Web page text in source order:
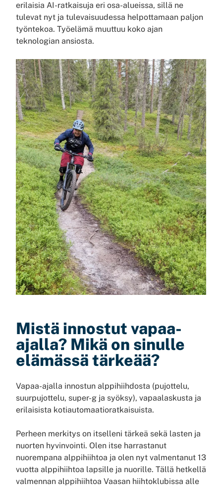
erilaisia AI-ratkaisuja eri osa-alueissa, sillä ne
tulevat nyt ja tulevaisuudessa helpottamaan paljon
työntekoa. Työelämä muuttuu koko ajan
teknologian ansiosta.
Mistä innostut vapaa-
ajalla? Mikä on sinulle
elämässä tärkeää?
Vapaa-ajalla innostun alppihiihdosta (pujottelu,
suurpujottelu, super-g ja syöksy), vapaalaskusta ja
erilaisista kotiautomaatioratkaisuista.
Perheen merkitys on itselleni tärkeä sekä lasten ja
nuorten hyvinvointi. Olen itse harrastanut
nuorempana alppihiihtoa ja olen nyt valmentanut 13
vuotta alppihiihtoa lapsille ja nuorille. Tällä hetkellä
valmennan alppihiihtoa Vaasan hiihtoklubissa alle